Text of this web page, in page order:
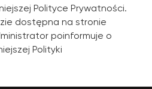
Polityce Prywatności.
dostępna na stronie
poinformuje o
Polityki